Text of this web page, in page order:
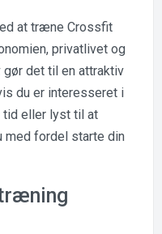
at træne Crossfit
privatlivet og
det til en attraktiv
du er interesseret i
tid eller lyst til at
med fordel starte din